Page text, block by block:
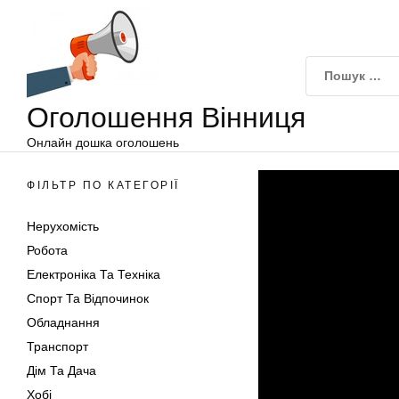
Оголошення Вінниця
Онлайн дошка оголошень
ФІЛЬТР ПО КАТЕГОРІЇ
Нерухомість
Робота
Електроніка Та Техніка
Спорт Та Відпочинок
Обладнання
Транспорт
Дім Та Дача
Хобі